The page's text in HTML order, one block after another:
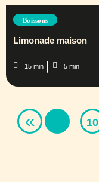
Boissons
Limonade maison
15 min 5 min
« 10